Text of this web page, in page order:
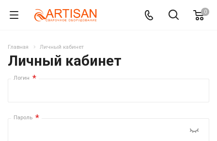
0
Главная Личный кабинет
Личный кабинет
Логин *
Пароль *